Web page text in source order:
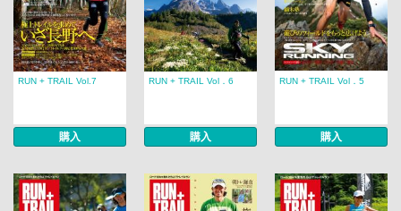
RUN + TRAIL Vol.7
購入
RUN + TRAIL Vol．6
購入
RUN + TRAIL Vol．5
購入